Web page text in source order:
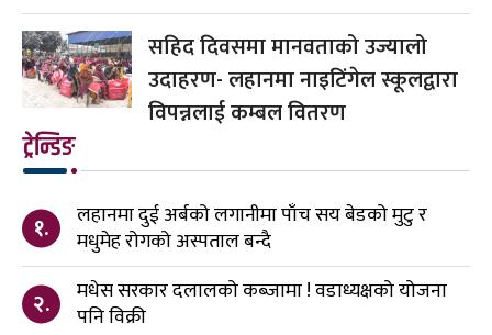
सहिद दिवसमा मानवताको उज्यालो
उदाहरण- लहानमा नाइटिंगेल स्कूलद्वारा
विपन्नलाई कम्बल वितरण
ट्रेन्डिङ
१.
लहानमा दुई अर्बको लगानीमा पाँच सय बेडको मुटु र
मधुमेह रोगको अस्पताल बन्दै
२.
मधेस सरकार दलालको कब्जामा ! वडाध्यक्षको योजना
पनि विक्री